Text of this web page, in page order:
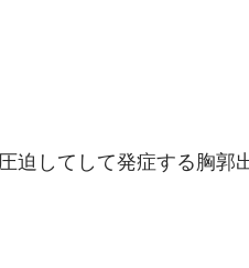
迫してして発症する胸郭